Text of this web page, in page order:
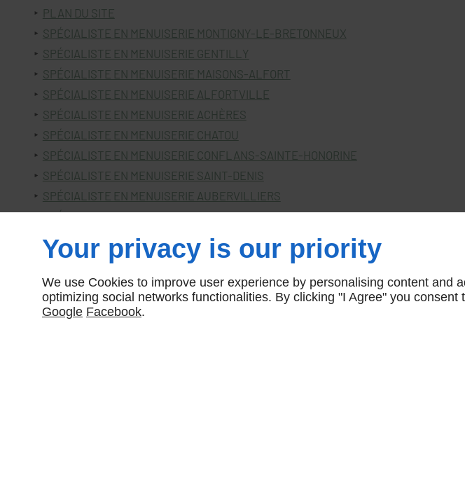
PLAN DU SITE
SPÉCIALISTE EN MENUISERIE MONTIGNY-LE-BRETONNEUX
SPÉCIALISTE EN MENUISERIE GENTILLY
SPÉCIALISTE EN MENUISERIE MAISONS-ALFORT
SPÉCIALISTE EN MENUISERIE ALFORTVILLE
SPÉCIALISTE EN MENUISERIE ACHÈRES
SPÉCIALISTE EN MENUISERIE CHATOU
SPÉCIALISTE EN MENUISERIE CONFLANS-SAINTE-HONORINE
SPÉCIALISTE EN MENUISERIE SAINT-DENIS
SPÉCIALISTE EN MENUISERIE AUBERVILLIERS
SPÉCIALISTE EN MENUISERIE AULNAY-SOUS-BOIS
Your privacy is our priority
We use Cookies to improve user experience by personalising content and
optimizing social networks functionalities. By clicking "I Agree" you
Google Facebook.